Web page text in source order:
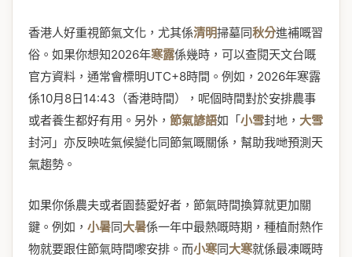
香港人好重視節氣文化，尤其係清明掃墓同秋分進補嘅習
俗。如果你想知2026年寒露係幾時，可以查閱天文台嘅
官方資料，通常會標明UTC+8時間。例如，2026年寒露
係10月8日14:43（香港時間），呢個時間對於安排農事
或者養生都好有用。另外， 節氣諺語如「小雪封地， 大雪
封河」亦反映咗氣候變化同節氣嘅關係，幫助我哋預測天
氣趨勢。
如果你係農夫或者園藝愛好者，節氣時間換算就更加關
鍵。例如， 小暑同大暑係一年中最熱嘅時期，種植耐熱作
物就要跟住節氣時間嚟安排。而小寒同大寒就係最凍嘅時